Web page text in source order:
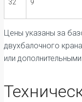
32 9
Цены указаны за
двухбалочного
или